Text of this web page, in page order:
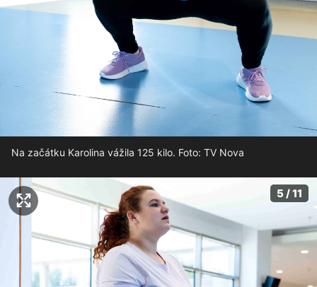
Na začátku Karolina vážila 125 kilo. Foto: TV Nova
5 / 11